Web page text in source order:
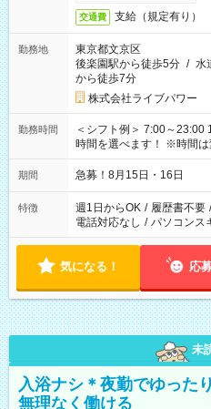
交通費 支給（規定有り）
勤務地
東京都文京区
後楽園駅から徒歩5分 / 水
から徒歩7分
株式会社ライブパワー
勤務時間
＜シフト例＞ 7:00～23:00 13:30～22:00
時間を選べます！ ※時間
期間 急募！8月15日・16日
特徴 週1日からOK / 履歴書不要 /
電話対応なし / パソコンス
気になる！ 応
未
入浴ナシ＊夜勤でゆった
無理なく働ける